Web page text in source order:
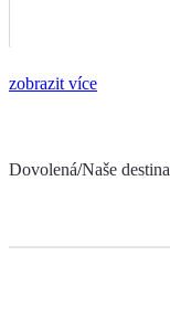
zobrazit více
Dovolená/Naše